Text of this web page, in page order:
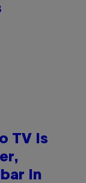
TV Is
In